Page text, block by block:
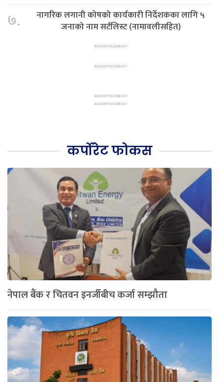
७.
नागरिक लगानी कोषको कार्यकारी निर्देशकका लागि ५
जनाको नाम सर्टलिस्ट (नामावलीसहित)
कर्पोरेट फोकस
नेपाल बैंक र चितवन इनर्जीबीच कर्जा सम्झौता